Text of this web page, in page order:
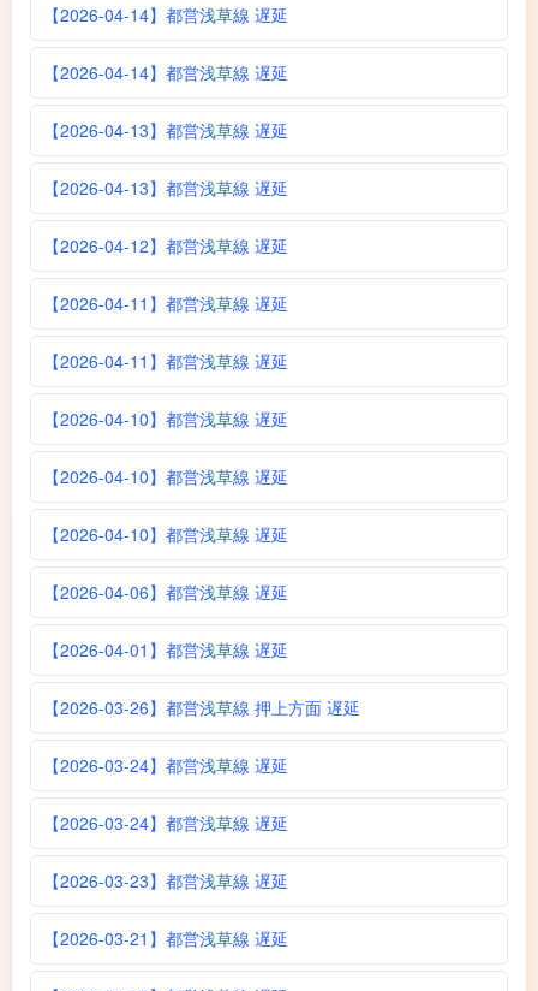
【2026-04-14】都営浅草線 遅延
【2026-04-14】都営浅草線 遅延
【2026-04-13】都営浅草線 遅延
【2026-04-13】都営浅草線 遅延
【2026-04-12】都営浅草線 遅延
【2026-04-11】都営浅草線 遅延
【2026-04-11】都営浅草線 遅延
【2026-04-10】都営浅草線 遅延
【2026-04-10】都営浅草線 遅延
【2026-04-10】都営浅草線 遅延
【2026-04-06】都営浅草線 遅延
【2026-04-01】都営浅草線 遅延
【2026-03-26】都営浅草線 押上方面 遅延
【2026-03-24】都営浅草線 遅延
【2026-03-24】都営浅草線 遅延
【2026-03-23】都営浅草線 遅延
【2026-03-21】都営浅草線 遅延